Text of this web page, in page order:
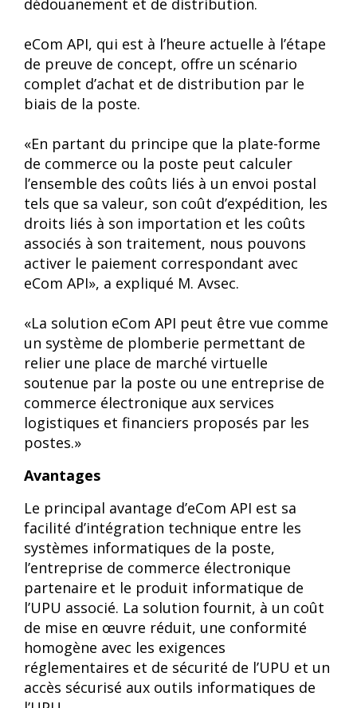
dédouanement et de distribution.
eCom API, qui est à l’heure actuelle à l’étape
de preuve de concept, offre un scénario
complet d’achat et de distribution par le
biais de la poste.
«En partant du principe que la plate-forme
de commerce ou la poste peut calculer
l’ensemble des coûts liés à un envoi postal
tels que sa valeur, son coût d’expédition, les
droits liés à son importation et les coûts
associés à son traitement, nous pouvons
activer le paiement correspondant avec
eCom API», a expliqué M. Avsec.
«La solution eCom API peut être vue comme
un système de plomberie permettant de
relier une place de marché virtuelle
soutenue par la poste ou une entreprise de
commerce électronique aux services
logistiques et financiers proposés par les
postes.»
Avantages
Le principal avantage d’eCom API est sa
facilité d’intégration technique entre les
systèmes informatiques de la poste,
l’entreprise de commerce électronique
partenaire et le produit informatique de
l’UPU associé. La solution fournit, à un coût
de mise en œuvre réduit, une conformité
homogène avec les exigences
réglementaires et de sécurité de l’UPU et un
accès sécurisé aux outils informatiques de